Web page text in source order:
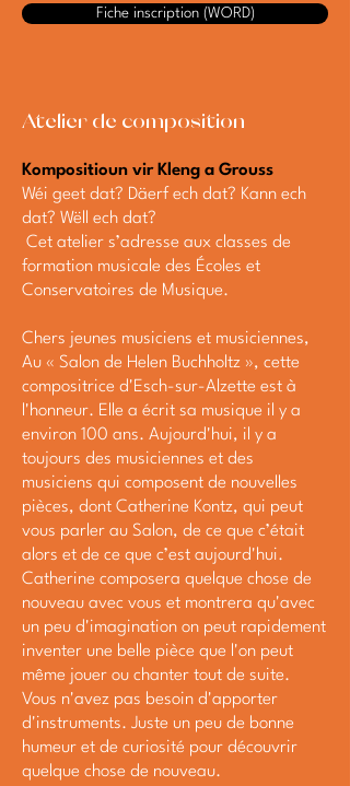
Fiche inscription (WORD)
Atelier de composition
Kompositioun vir Kleng a Grouss
Wéi geet dat? Däerf ech dat? Kann ech
dat? Wëll ech dat?
Cet atelier s’adresse aux classes de
formation musicale des Écoles et
Conservatoires de Musique.
Chers jeunes musiciens et musiciennes,
Au « Salon de Helen Buchholtz », cette
compositrice d'Esch-sur-Alzette est à
l'honneur. Elle a écrit sa musique il y a
environ 100 ans. Aujourd'hui, il y a
toujours des musiciennes et des
musiciens qui composent de nouvelles
pièces, dont Catherine Kontz, qui peut
vous parler au Salon, de ce que c’était
alors et de ce que c’est aujourd'hui.
Catherine composera quelque chose de
nouveau avec vous et montrera qu'avec
un peu d'imagination on peut rapidement
inventer une belle pièce que l'on peut
même jouer ou chanter tout de suite.
Vous n'avez pas besoin d'apporter
d'instruments. Juste un peu de bonne
humeur et de curiosité pour découvrir
quelque chose de nouveau.